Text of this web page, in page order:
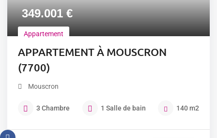
349.001€
Appartement
APPARTEMENT À MOUSCRON
(7700)
Mouscron
3 Chambre 1 Salle de bain 140m2